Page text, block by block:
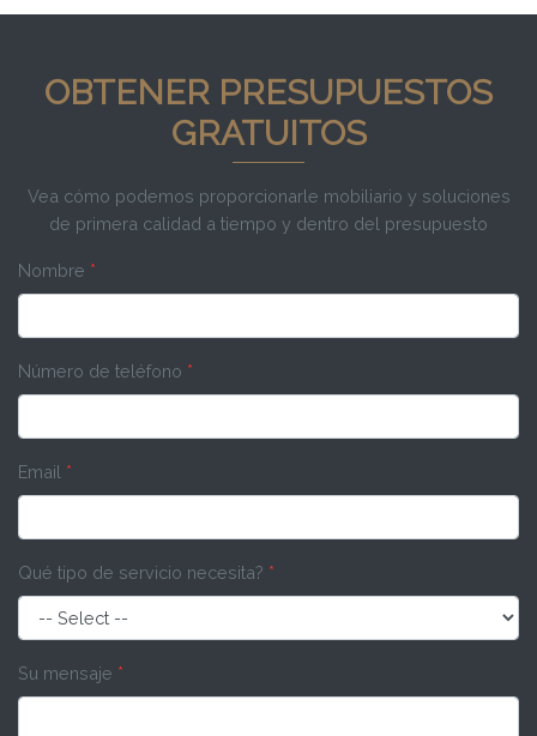
OBTENER PRESUPUESTOS
GRATUITOS
Vea cómo podemos proporcionarle mobiliario y soluciones
de primera calidad a tiempo y dentro del presupuesto
Nombre *
Número de teléfono *
Email *
Qué tipo de servicio necesita? *
Su mensaje *